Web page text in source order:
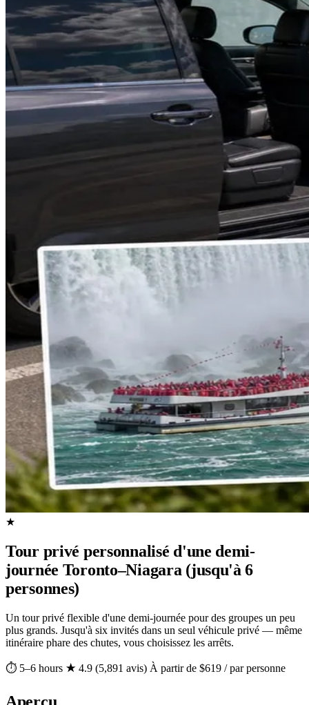
★
Tour privé personnalisé d'une demi-
journée Toronto–Niagara (jusqu'à 6
personnes)
Un tour privé flexible d'une demi-journée pour des groupes un peu
plus grands. Jusqu'à six invités dans un seul véhicule privé — même
itinéraire phare des chutes, vous choisissez les arrêts.
⏱ 5–6 hours ★ 4.9 (5,891 avis) À partir de $619 / par personne
Aperçu